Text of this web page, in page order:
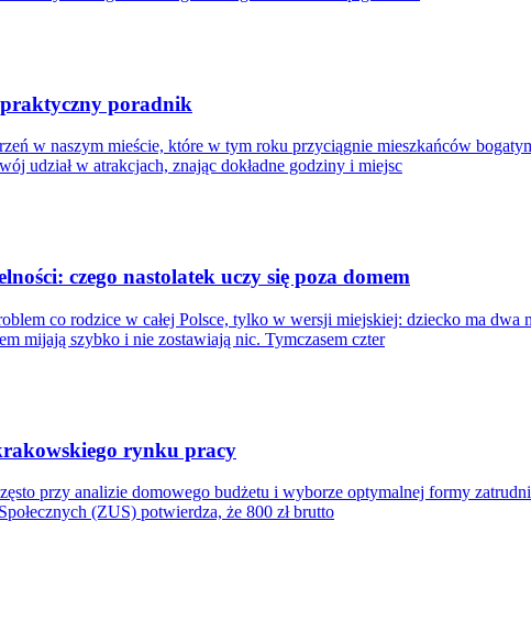
poradnik
w naszym mieście, które w tym roku przyciągnie mieszkańców
udział w atrakcjach, znając dokładne godziny i miejsc
czego nastolatek uczy się poza domem
co rodzice w całej Polsce, tylko w wersji miejskiej: dziecko ma
mijają szybko i nie zostawiają nic. Tymczasem czter
rynku pracy
przy analizie domowego budżetu i wyborze optymalnej formy
(ZUS) potwierdza, że 800 zł brutto